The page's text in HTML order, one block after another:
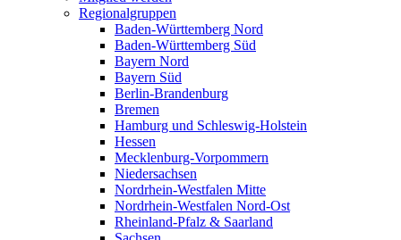
Regionalgruppen
Baden-Württemberg Nord
Baden-Württemberg Süd
Bayern Nord
Bayern Süd
Berlin-Brandenburg
Bremen
Hamburg und Schleswig-Holstein
Hessen
Mecklenburg-Vorpommern
Niedersachsen
Nordrhein-Westfalen Mitte
Nordrhein-Westfalen Nord-Ost
Rheinland-Pfalz & Saarland